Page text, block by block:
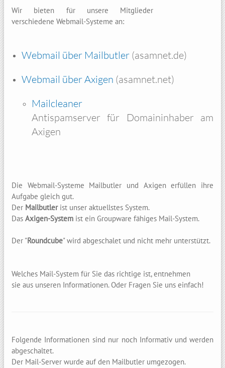
Wir bieten für unsere Mitglieder
verschiedene Webmail-Systeme an:
Webmail über Mailbutler (asamnet.de)
Webmail über Axigen (asamnet.net)
Mailcleaner
Antispamserver für Domaininhaber am
Axigen
Die Webmail-Systeme Mailbutler und Axigen erfüllen ihre
Aufgabe gleich gut.
Der Mailbutlerist unser aktuellstes System.
Das Axigen-System ist ein Groupware fähiges Mail-System.
Der "Roundcube" wird abgeschalet und nicht mehr unterstützt.
Welches Mail-System für Sie das richtige ist, entnehmen
sie aus unseren Informationen. Oder Fragen Sie uns einfach!
Folgende Informationen sind nur noch Informativ und werden
abgeschaltet.
Der Mail-Server wurde auf den Mailbutler umgezogen.